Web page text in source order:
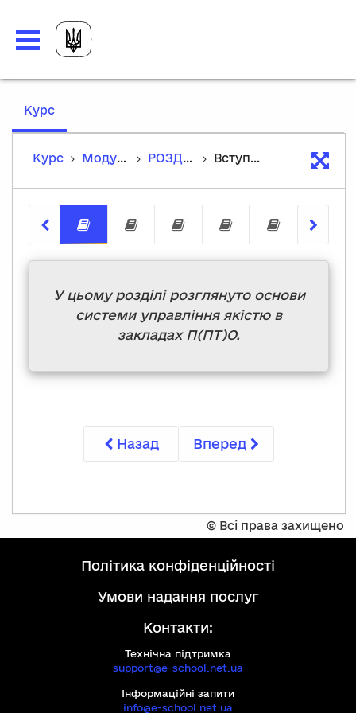
Курс,
Курс
Модуль №8. Управління якістю в закладах п(пт)о РОЗДІЛ 4: Європейська система забезпечення якості професійної освіти Вступ до теми
Вступ до теми
Європейська система
Цикл забезпечення
EQAVET на
У цьому розділі розглянуто основи
системи управління якістю в
закладах П(ПТ)О.
Назад Вперед
© Всі права захищено
політика конфіденційності
умови надання послуг
Контакти:
Технічна підтримка
support@e-school.net.ua
Інформаційні запити
info@e-school.net.ua